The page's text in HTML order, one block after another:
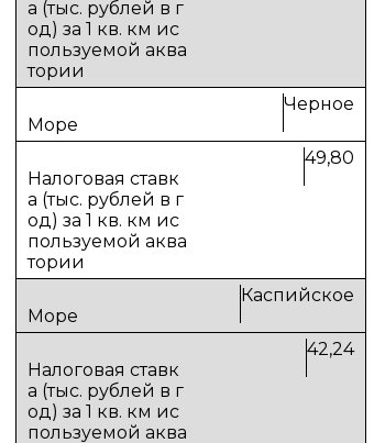
Черное
49,80
Каспийское
42,24